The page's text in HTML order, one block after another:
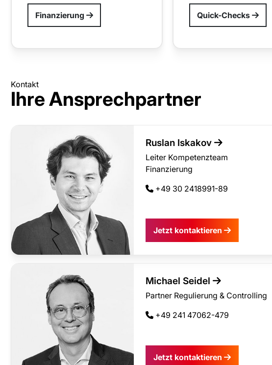
Finanzierung Quick-Checks
Kontakt
Ihre Ansprechpartner
Ruslan Iskakov
Leiter Kompetenzteam
Finanzierung
+49 30 2418991-89
Jetzt kontaktieren
Michael Seidel
Partner Regulierung & Controlling
+49 241 47062-479
Jetzt kontaktieren